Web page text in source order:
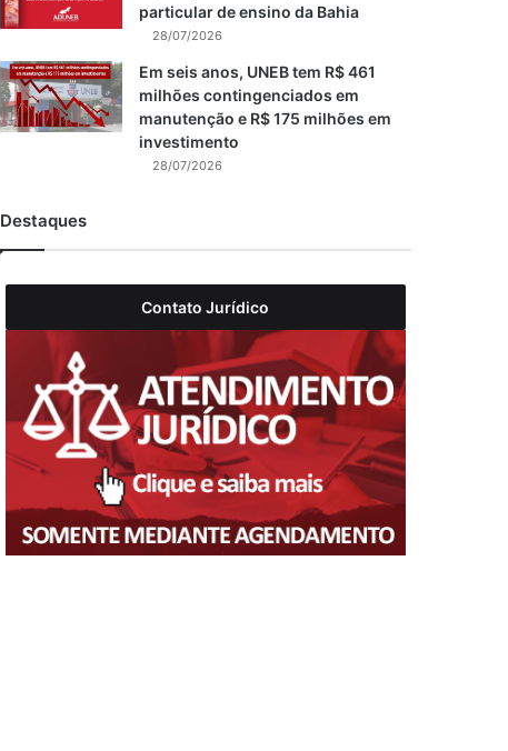
particular de ensino da Bahia
28/07/2026
Em seis anos, UNEB tem R$ 461
milhões contingenciados em
manutenção e R$ 175 milhões em
investimento
28/07/2026
Destaques
Contato Jurídico